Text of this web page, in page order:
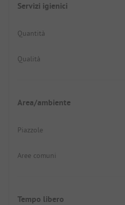
Servizi igienici
Quantità
Qualità
Area/ambiente
Piazzole
Aree comuni
Tempo libero